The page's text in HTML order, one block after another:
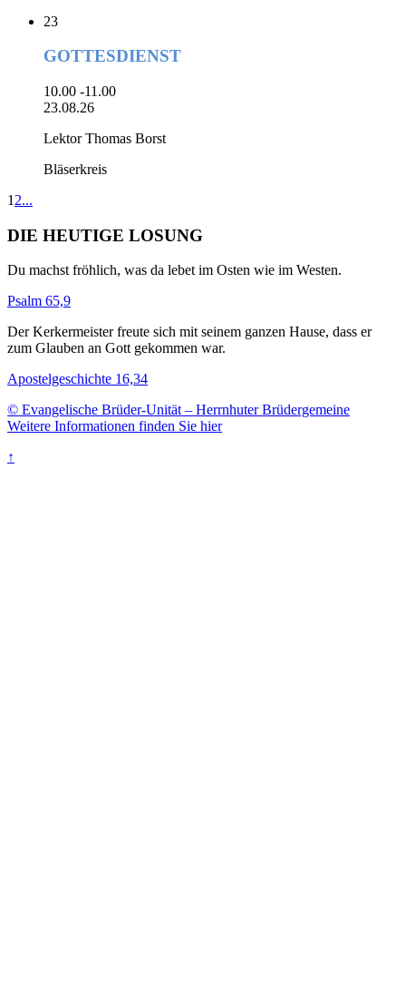
23
GOTTESDIENST
10.00 -11.00
23.08.26
Lektor Thomas Borst
Bläserkreis
1 2...
DIE HEUTIGE LOSUNG
Du machst fröhlich, was da lebet im Osten wie im Westen.
Psalm 65,9
Der Kerkermeister freute sich mit seinem ganzen Hause, dass er
zum Glauben an Gott gekommen war.
Apostelgeschichte 16,34
© Evangelische Brüder-Unität – Herrnhuter Brüdergemeine
Weitere Informationen finden Sie hier
↑